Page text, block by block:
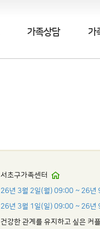
가족상담 가
서초구가족센터
26년 3월 2일(월) 09:00 ~ 26년
26년 3월 1일(일) 09:00 ~ 26년
건강한 관계를 유지하고 싶은 커